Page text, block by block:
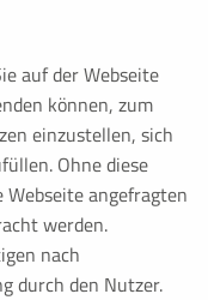
auf der Webseite
können, zum
einzustellen, sich
Ohne diese
Webseite angefragten
werden.
nach
durch den Nutzer.